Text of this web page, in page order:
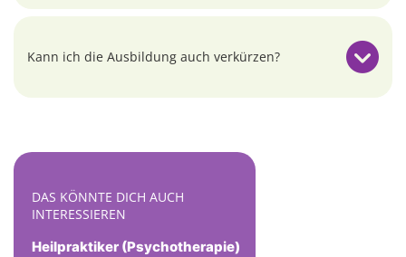
Kann ich die Ausbildung auch verkürzen?
DAS KÖNNTE DICH AUCH
INTERESSIEREN
Heilpraktiker (Psychotherapie)